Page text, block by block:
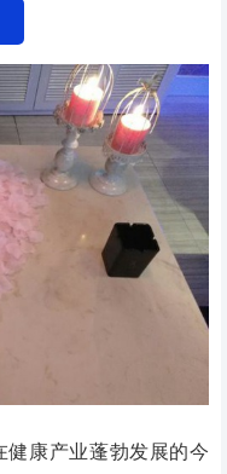
康产业蓬勃发展的今